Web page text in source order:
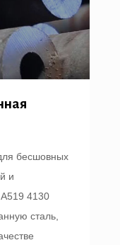
бесшовных
и
4130
сталь,